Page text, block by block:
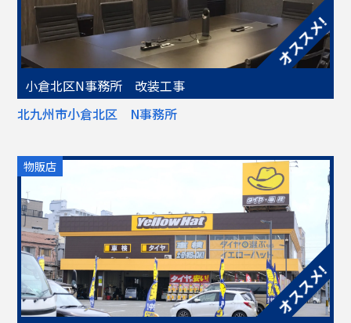
小倉北区N事務所 改装工事
北九州市小倉北区 N事務所
物販店